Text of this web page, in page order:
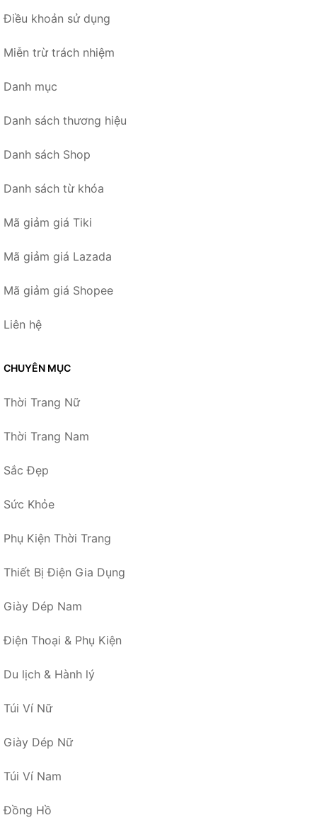
Điều khoản sử dụng
Miễn trừ trách nhiệm
Danh mục
Danh sách thương hiệu
Danh sách Shop
Danh sách từ khóa
Mã giảm giá Tiki
Mã giảm giá Lazada
Mã giảm giá Shopee
Liên hệ
CHUYÊN MỤC
Thời Trang Nữ
Thời Trang Nam
Sắc Đẹp
Sức Khỏe
Phụ Kiện Thời Trang
Thiết Bị Điện Gia Dụng
Giày Dép Nam
Điện Thoại & Phụ Kiện
Du lịch & Hành lý
Túi Ví Nữ
Giày Dép Nữ
Túi Ví Nam
Đồng Hồ